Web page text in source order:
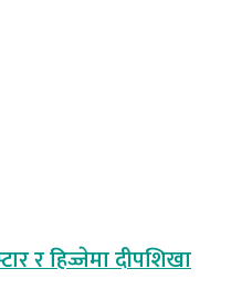
र हिज्जेमा दीपशिखा